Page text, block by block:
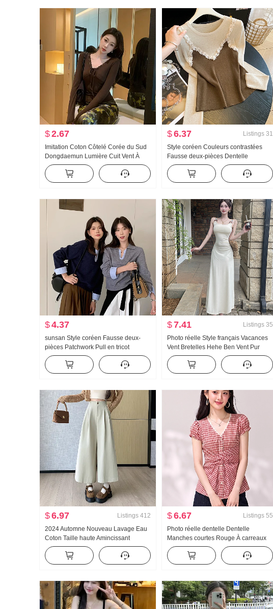
$2.67
Imitation Coton Côtelé Corée du Sud
Dongdaemun Lumière Cuit Vent À
l'intérieur Match Manches longues T-
shirt Automne Ajusté dentelle
Amincissant Top Femme
$6.37 Listings 31
Style coréen Couleurs contrastées
Fausse deux-pièces Dentelle
incrustée Bretelles Manches longues
Pull en tricot Automne Nouveau Style
occidental Réduction de l'âge
$4.37
sunsan Style coréen Fausse deux-
pièces Patchwork Pull en tricot
Femme 2026 Automne Hiver
Conception Sens Style occidental
Réduction de l'âge Pull
$7.41 Listings 35
Photo réelle Style français Vacances
Vent Bretelles Hehe Ben Vent Pur
Désir Cintré Atmosphère Soeur
Nouveau Robe longue Avancé
Élégance Jupe
$6.97 Listings 412
2024 Automne Nouveau Lavage Eau
Coton Taille haute Amincissant
Conception Sens Taille haute
Pantalon long Ample Kuo Jambe Neuf
points Pantalon décontracté
$6.67 Listings 55
Photo réelle dentelle Dentelle
Manches courtes Rouge À carreaux
Chemise pour femmes 2026 Été
Noeud papillon Manches bouffantes
Cintré Top